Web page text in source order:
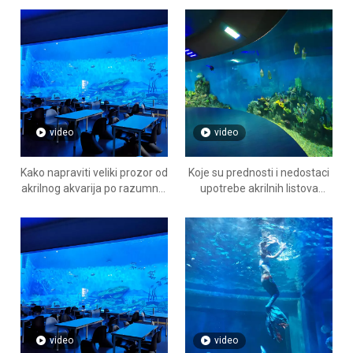
- Leyu fabrika akrilnih ploča
akril
video
Kako napraviti veliki prozor od
akrilnog akvarija po razumnoj
akrilnih ploča Leyu
video
Koje su prednosti i nedostaci
upotrebe akrilnih listova
akvarijumima - Fabrika
proizvoda od akrilnih ploča
Leyu
video video